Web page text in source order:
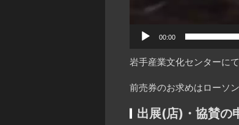
00:00
岩手産業文化センターに
前売券のお求めはローソ
出展(店)・協賛の